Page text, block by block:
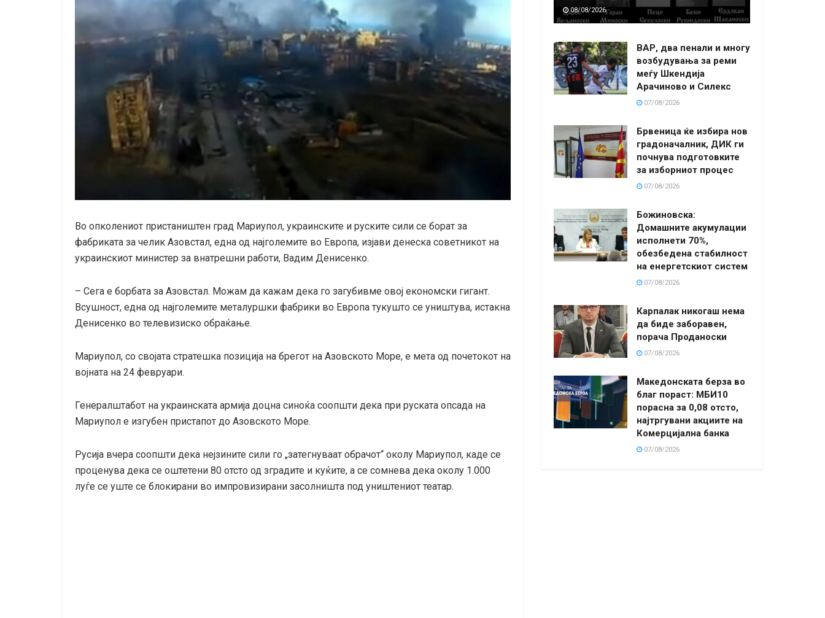
Во опколениот пристаништен град Мариупол, украинските и руските сили се борат за
фабриката за челик Азовстал, една од најголемите во Европа, изјави денеска советникот на
украинскиот министер за внатрешни работи, Вадим Денисенко.
– Сега е борбата за Азовстал. Можам да кажам дека го загубивме овој економски гигант.
Всушност, една од најголемите металуршки фабрики во Европа тукушто се уништува, истакна
Денисенко во телевизиско обраќање.
Мариупол, со својата стратешка позиција на брегот на Азовското Море, е мета од почетокот на
војната на 24 февруари.
Генералштабот на украинската армија доцна синоќа соопшти дека при руската опсада на
Мариупол е изгубен пристапот до Азовското Море.
Русија вчера соопшти дека нејзините сили го „затегнуваат обрачот“ околу Мариупол, каде се
проценува дека се оштетени 80 отсто од зградите и куќите, а се сомнева дека околу 1.000
луѓе се уште се блокирани во импровизирани засолништа под уништениот театар.
08/08/2026
ВАР, два пенали и многу
возбудувања за реми
меѓу Шкендија
Арачиново и Силекс
07/08/2026
Брвеница ќе избира нов
градоначалник, ДИК ги
почнува подготовките
за изборниот процес
07/08/2026
Божиновска:
Домашните акумулации
исполнети 70%,
обезбедена стабилност
на енергетскиот систем
07/08/2026
Карпалак никогаш нема
да биде заборавен,
порача Проданоски
07/08/2026
Македонската берза во
благ пораст: МБИ10
порасна за 0,08 отсто,
најтргувани акциите на
Комерцијална банка
07/08/2026